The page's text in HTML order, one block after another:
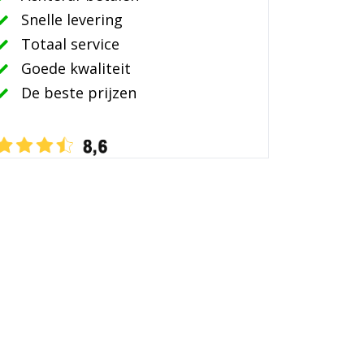
Snelle levering
Totaal service
Goede kwaliteit
De beste prijzen